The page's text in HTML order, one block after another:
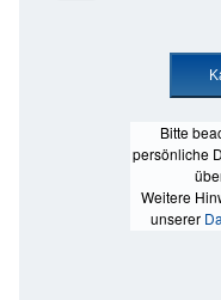
Bitte
persönliche
Weitere
unserer